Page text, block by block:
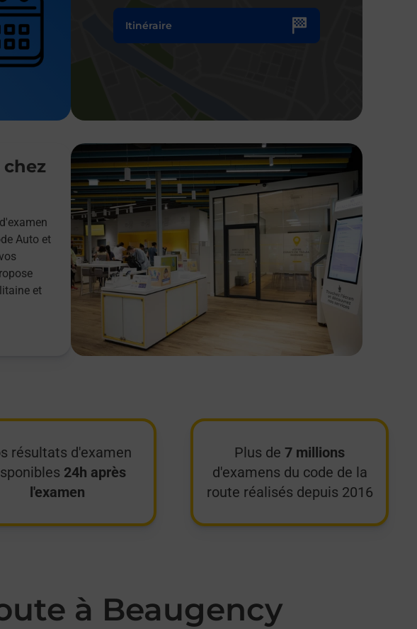
Itinéraire
chez
Auto et
et
résultats d'examen
24h après
l'examen
Plus de 7 millions
d'examens du code de la
route réalisés depuis 2016
à Beaugency